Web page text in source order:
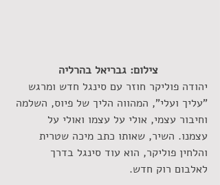
יהודה פוליקר חוזר עם סינגל חדש ומרגש
"עליך ועלי", המהווה הליך של פיוס, השלמה
וחיבור עצמי, אולי על עצמו ואולי על
עצמנו. השיר, שאותו כתב מיכה שטרית
והלחין פוליקר, הוא עוד סינגל בדרך
לאלבום רוק חדש.